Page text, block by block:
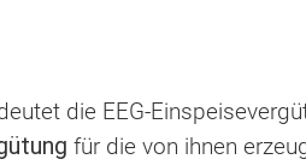
die EEG-
für die von ihnen